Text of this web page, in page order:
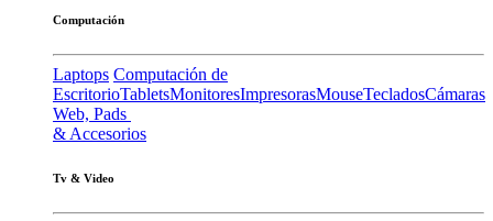
Computación
Laptops Computación de
EscritorioTabletsMonitoresImpresorasMouseTecladosCámaras
Web, Pads
& Accesorios
Tv & Video